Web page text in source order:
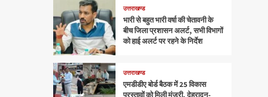
उत्तराखण्ड
भारी से बहुत भारी वर्षा की चेतावनी के
बीच जिला प्रशासन अलर्ट, सभी विभागों
को हाई अलर्ट पर रहने के निर्देश
उत्तराखण्ड
एमडीडीए बोर्ड बैठक में 25 विकास